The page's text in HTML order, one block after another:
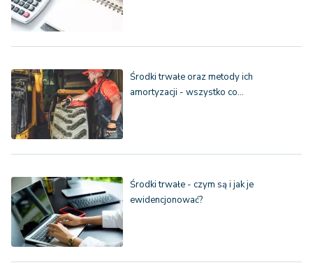
Środki trwałe oraz metody ich
amortyzacji - wszystko co…
Środki trwałe - czym są i jak je
ewidencjonować?